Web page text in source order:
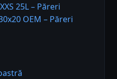
25L – Păreri
OEM – Păreri